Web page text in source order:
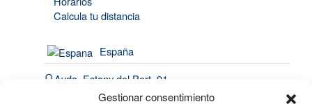
Gestionar consentimiento
Calcula tu distancia
España
Avda. Estany del Port, 91
Port de Barcelona | 08820